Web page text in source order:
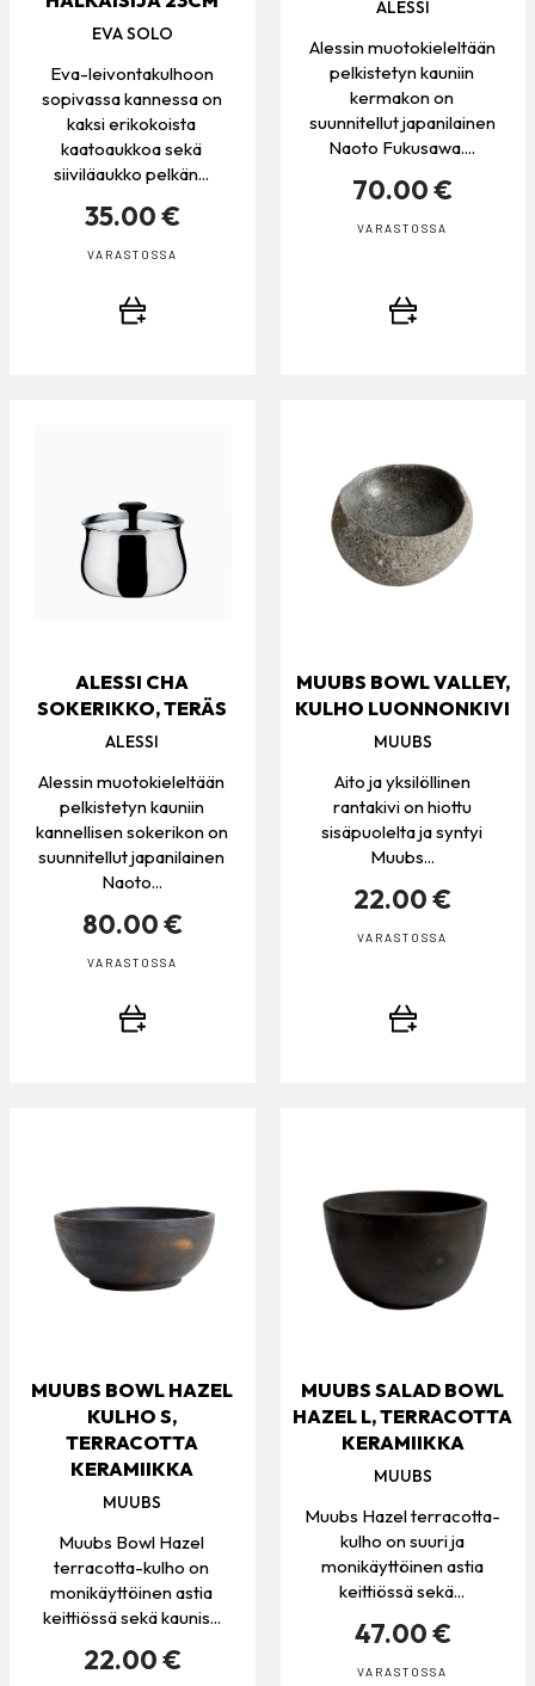
EVA SOLO
Eva-leivontakulhoon
sopivassa kannessa on
kaksi erikokoista
kaatoaukkoa sekä
siiviläaukko pelkän...
35.00 €
VARASTOSSA
ALESSI
Alessin muotokieleltään
pelkistetyn kauniin
kermakon on
suunnitellut japanilainen
Naoto Fukusawa....
70.00 €
VARASTOSSA
ALESSI CHA
SOKERIKKO, TERÄS
ALESSI
Alessin muotokieleltään
pelkistetyn kauniin
kannellisen sokerikon on
suunnitellut japanilainen
Naoto...
80.00 €
VARASTOSSA
MUUBS BOWL VALLEY,
KULHO LUONNONKIVI
MUUBS
Aito ja yksilöllinen
rantakivi on hiottu
sisäpuolelta ja syntyi
Muubs...
22.00 €
VARASTOSSA
MUUBS BOWL HAZEL
KULHO S,
TERRACOTTA
KERAMIIKKA
MUUBS
Muubs Bowl Hazel
terracotta-kulho on
monikäyttöinen astia
keittiössä sekä kaunis...
22.00 €
MUUBS SALAD BOWL
HAZEL L, TERRACOTTA
KERAMIIKKA
MUUBS
Muubs Hazel terracotta-
kulho on suuri ja
monikäyttöinen astia
keittiössä sekä...
47.00 €
VARASTOSSA